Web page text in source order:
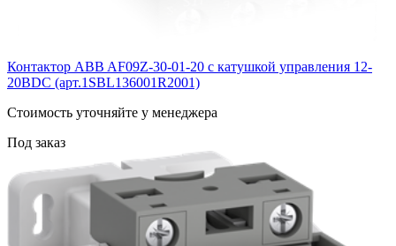
Контактор ABB AF09Z-30-01-20 с катушкой управления 12-
20BDC (арт.1SBL136001R2001)
Cтоимость уточняйте у менеджера
Под заказ